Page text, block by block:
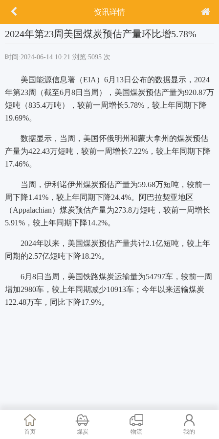
资讯详情
2024年第23周美国煤炭预估产量环比增5.78%
时间:2024-06-14 10:21 浏览:5095 次
美国能源信息署（EIA）6月13日公布的数据显示，2024
年第23周（截至6月8日当周），美国煤炭预估产量为920.87万
短吨（835.4万吨），较前一周增长5.78%，较上年同期下降
19.69%。
数据显示，当周，美国怀俄明州和蒙大拿州的煤炭预估
产量为422.43万短吨，较前一周增长7.22%，较上年同期下降
17.46%。
当周，伊利诺伊州煤炭预估产量为59.68万短吨，较前一
周下降1.41%，较上年同期下降24.4%。阿巴拉契亚地区
（Appalachian）煤炭预估产量为273.8万短吨，较前一周增长
5.91%，较上年同期下降14.2%。
2024年以来，美国煤炭预估产量共计2.1亿短吨，较上年
同期的2.57亿短吨下降18.2%。
6月8日当周，美国铁路煤炭运输量为54797车，较前一周
增加2980车，较上年同期减少10913车；今年以来运输煤炭
122.48万车，同比下降17.9%。
首页 煤炭 物流 我的